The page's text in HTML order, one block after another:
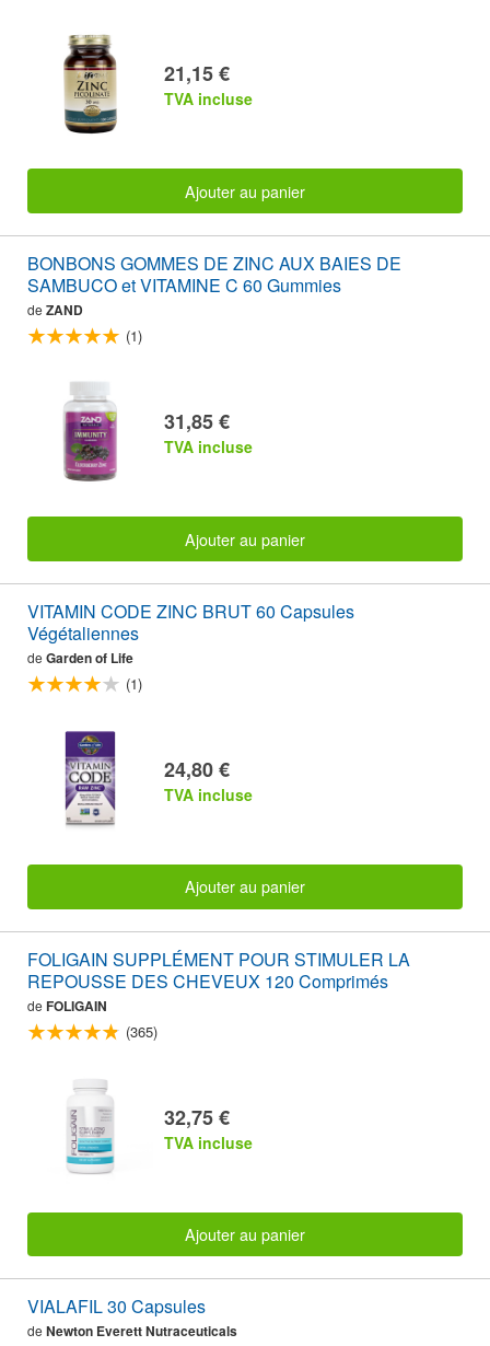
21,15 €
TVA incluse
Ajouter au panier
BONBONS GOMMES DE ZINC AUX BAIES DE
SAMBUCO et VITAMINE C 60 Gummies
de ZAND
(1)
31,85 €
TVA incluse
Ajouter au panier
VITAMIN CODE ZINC BRUT 60 Capsules
Végétaliennes
de Garden of Life
(1)
24,80 €
TVA incluse
Ajouter au panier
FOLIGAIN SUPPLÉMENT POUR STIMULER LA
REPOUSSE DES CHEVEUX 120 Comprimés
de FOLIGAIN
(365)
32,75 €
TVA incluse
Ajouter au panier
VIALAFIL 30 Capsules
de Newton Everett Nutraceuticals